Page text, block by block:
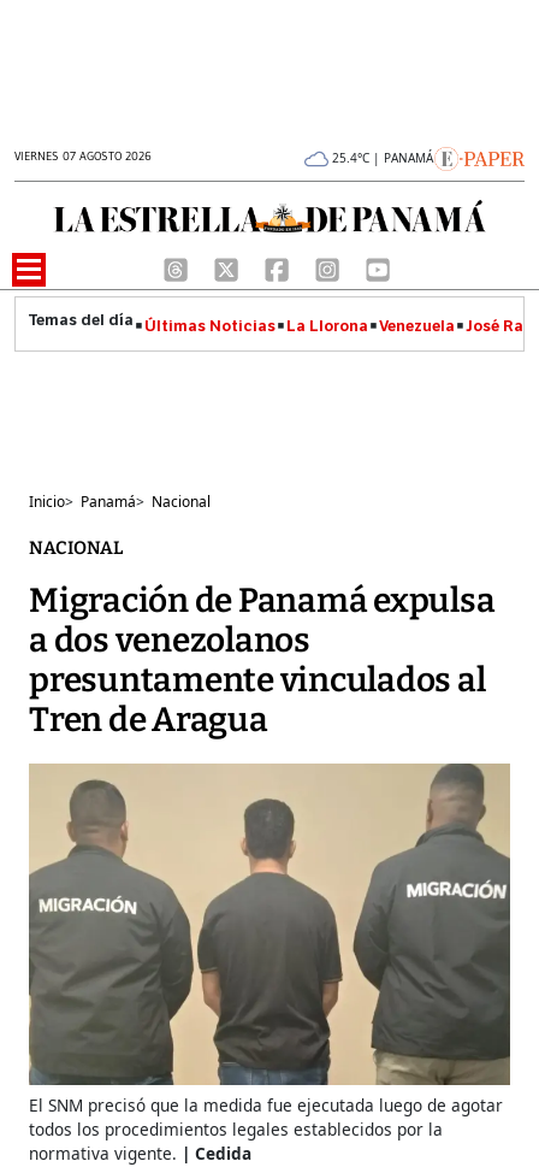
VIERNES 07 AGOSTO 2026 25.4°C | PANAMÁ
Últimas Noticias La Llorona Venezuela José
Inicio> Panamá> Nacional
NACIONAL
Migración de Panamá expulsa
a dos venezolanos
presuntamente vinculados al
Tren de Aragua
El SNM precisó que la medida fue ejecutada luego de agotar
todos los procedimientos legales establecidos por la
normativa vigente.
Cedida